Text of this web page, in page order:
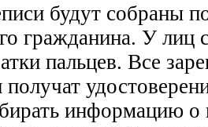
будут собраны
гражданина. У лиц
пальцев. Все
информацию о